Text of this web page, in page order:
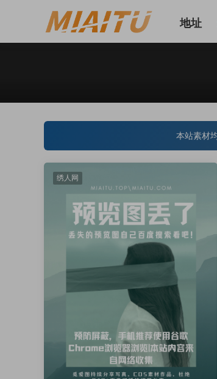
地址
本站素材
绣人网